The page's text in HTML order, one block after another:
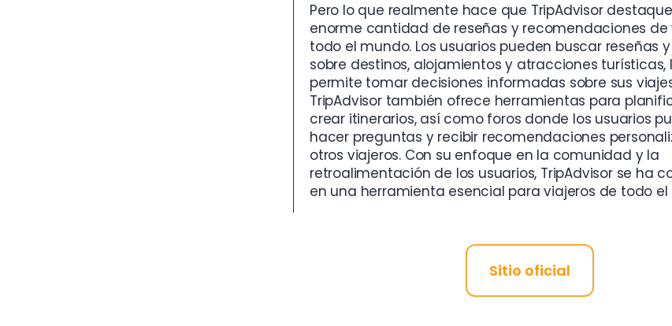
Pero lo que realmente hace que TripAdvisor
enorme cantidad de reseñas y recomendaciones de
todo el mundo. Los usuarios pueden buscar reseñas
sobre destinos, alojamientos y atracciones turísticas,
permite tomar decisiones informadas sobre sus
TripAdvisor también ofrece herramientas para
crear itinerarios, así como foros donde los usuarios
hacer preguntas y recibir recomendaciones
otros viajeros. Con su enfoque en la comunidad y la
retroalimentación de los usuarios, TripAdvisor se ha
en una herramienta esencial para viajeros de todo el
Sitio oficial